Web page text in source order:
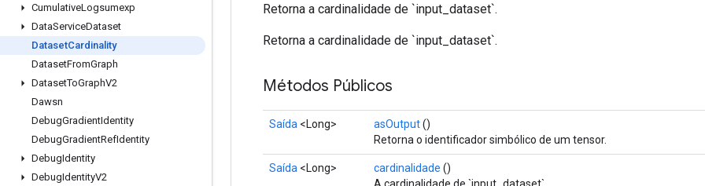
CumulativeLogsumexp
DataServiceDataset
DatasetCardinality
DatasetFromGraph
DatasetToGraphV2
Dawsn
DebugGradientIdentity
DebugGradientRefIdentity
DebugIdentity
DebugIdentityV2
Retorna a cardinalidade de `input_dataset`.
Retorna a cardinalidade de `input_dataset`.
Métodos Públicos
Saída <Long> asOutput()
Retorna o identificador simbólico de um tensor.
Saída <Long> cardinalidade ()